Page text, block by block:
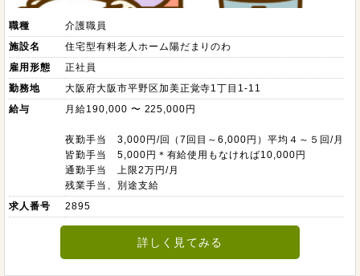
職種
介護職員
施設名
住宅型有料老人ホーム陽だまりのわ
雇用形態
正社員
勤務地
大阪府大阪市平野区加美正覚寺1丁目1-11
給与
月給190,000 〜 225,000円
夜勤手当 3,000円/回（7回目～6,000円）平均４～５回/月
皆勤手当 5,000円＊有給使用もなければ10,000円
通勤手当 上限2万円/月
残業手当、別途支給
求人番号
2895
詳しく見てみる